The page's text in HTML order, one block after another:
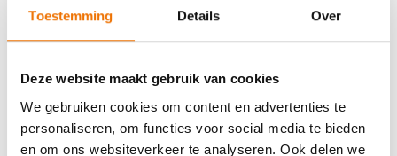
Toestemming Details Over
Deze website maakt gebruik van cookies
We gebruiken cookies om content en advertenties te
personaliseren, om functies voor social media te bieden
en om ons websiteverkeer te analyseren. Ook delen we
Inschrijven